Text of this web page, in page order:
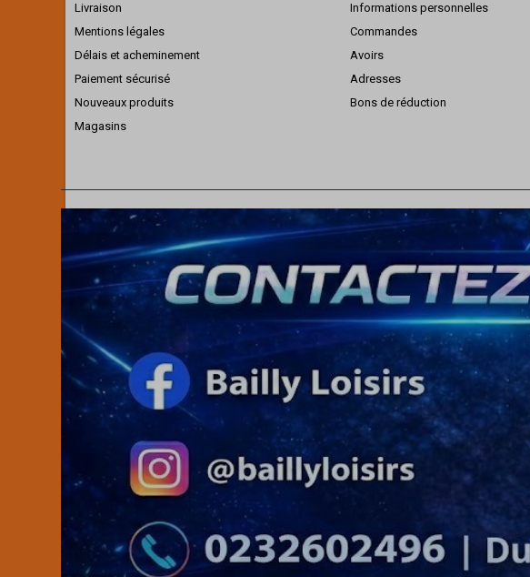
Livraison
Mentions légales
Délais et acheminement
Paiement sécurisé
Nouveaux produits
Magasins
Informations personnelles
Commandes
Avoirs
Adresses
Bons de réduction